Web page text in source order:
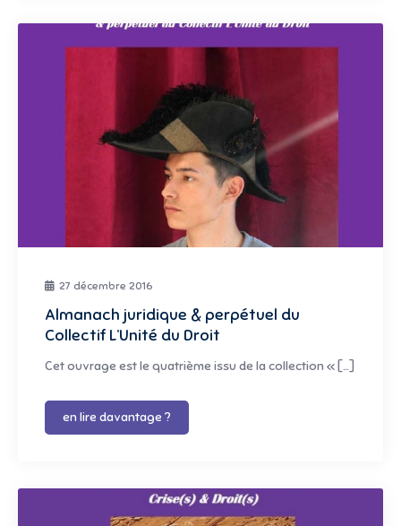
27 décembre 2016
Almanach juridique & perpétuel du
Collectif L’Unité du Droit
Cet ouvrage est le quatrième issu de la collection « […]
en lire davantage ?